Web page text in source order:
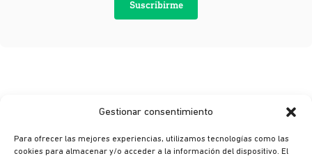
Gestionar consentimiento
Para ofrecer las mejores experiencias, utilizamos tecnologías como las
cookies para almacenar y/o acceder a la información del dispositivo. El
Suscribirme